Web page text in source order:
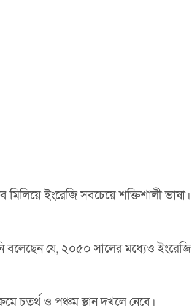
ইংরেজি সবচেয়ে শক্তিশালী ভাষা।
বলেছেন যে, ২০৫০ সালের মধ্যেও ইংরেজি
চতুর্থ ও পঞ্চম স্থান দখলে নেবে।